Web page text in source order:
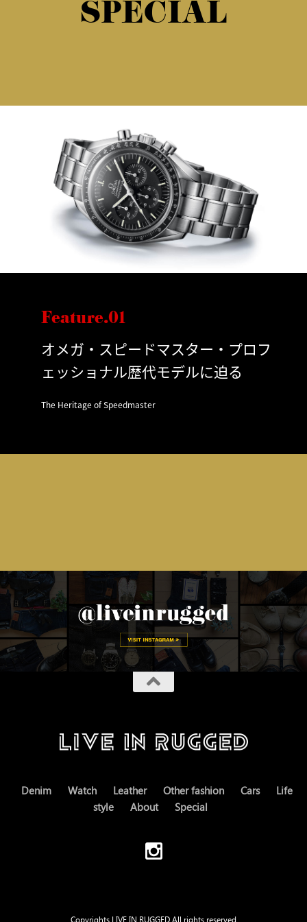
SPECIAL
Feature.01
オメガ・スピードマスター・プロフ
ェッショナル歴代モデルに迫る
The Heritage of Speedmaster
Denim Watch Leather Other fashion Cars
Life
style
About Special
Copyrights LIVE IN RUGGED All rights reserved